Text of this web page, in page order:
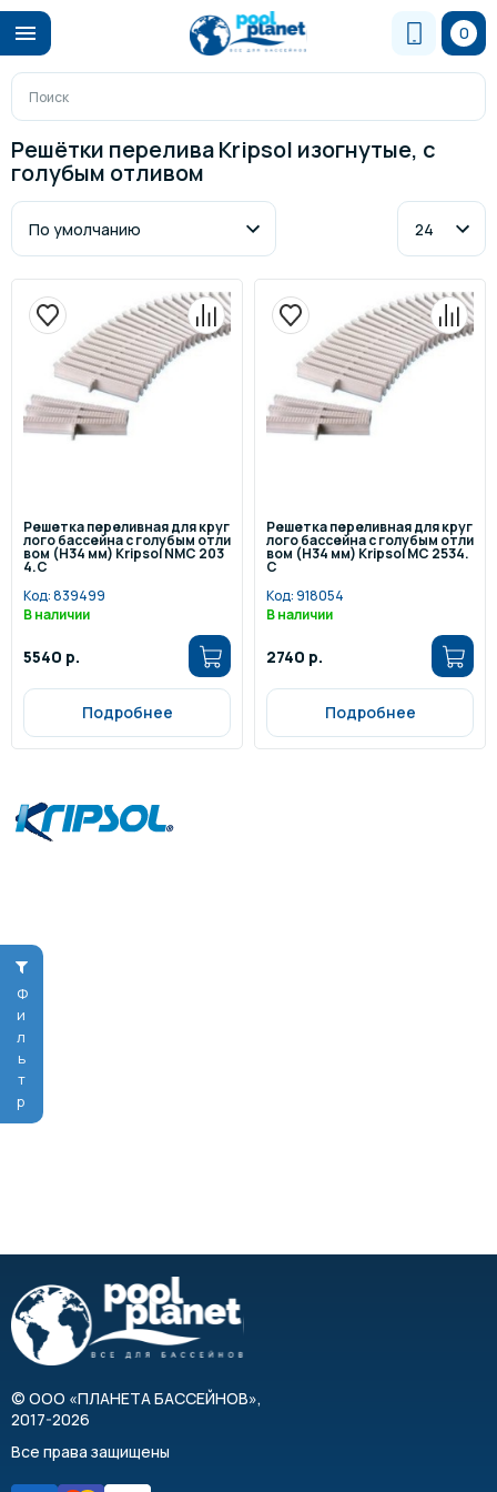
0
Фильтр
Решётки перелива Kripsol изогнутые, с
голубым отливом
Решетка переливная для круг
лого бассейна с голубым отли
вом (Н34 мм) Kripsol NМС 203
4.С
Код:839499
В наличии
5540 р.
Подробнее
Решетка переливная для круг
лого бассейна с голубым отли
вом (Н34 мм) Kripsol МС 2534.
С
Код:918054
В наличии
2740 р.
Подробнее
© ООО «ПЛАНЕТА БАССЕЙНОВ»,
2017-2026
Все права защищены